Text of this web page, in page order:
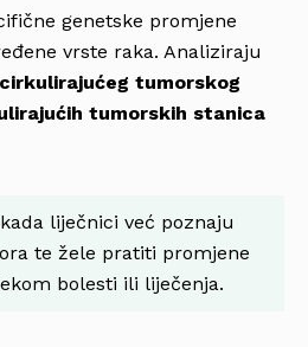
genetske promjene
vrste raka. Analiziraju
tumorskog
tumorskih stanica
liječnici već poznaju
te žele pratiti promjene
bolesti ili liječenja.